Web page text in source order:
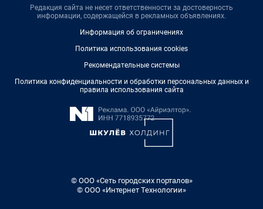
Редакция сайта не несет ответственности за достоверность
информации, содержащейся в рекламных объявлениях.
Информация об ограничениях
Политика использования cookies
Рекомендательные системы
Политика конфиденциальности и обработки персональных данных и
правила использования сайта
© ООО «Сеть городских порталов»
© ООО «Интернет Технологии»